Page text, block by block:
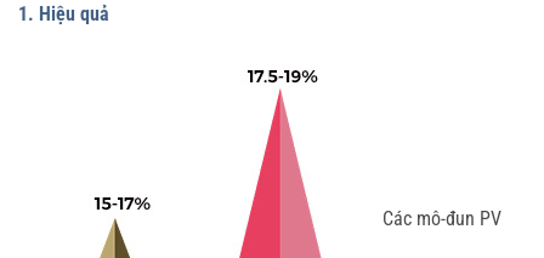
1. Hiệu quả
Các mô-đun PV